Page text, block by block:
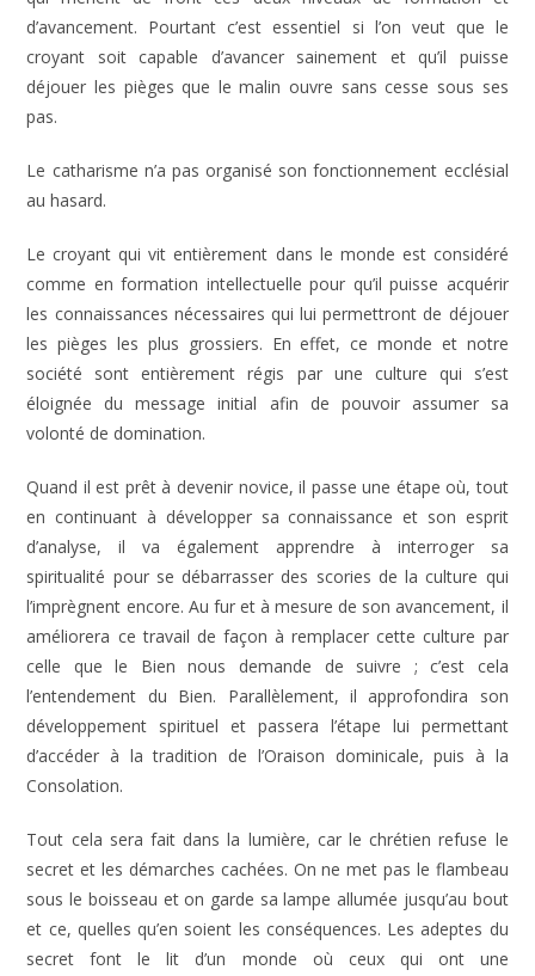
d’avancement. Pourtant c’est essentiel si l’on veut que le
croyant soit capable d’avancer sainement et qu’il puisse
déjouer les pièges que le malin ouvre sans cesse sous ses
pas.
Le catharisme n’a pas organisé son fonctionnement ecclésial
au hasard.
Le croyant qui vit entièrement dans le monde est considéré
comme en formation intellectuelle pour qu’il puisse acquérir
les connaissances nécessaires qui lui permettront de déjouer
les pièges les plus grossiers. En effet, ce monde et notre
société sont entièrement régis par une culture qui s’est
éloignée du message initial afin de pouvoir assumer sa
volonté de domination.
Quand il est prêt à devenir novice, il passe une étape où, tout
en continuant à développer sa connaissance et son esprit
d’analyse, il va également apprendre à interroger sa
spiritualité pour se débarrasser des scories de la culture qui
l’imprègnent encore. Au fur et à mesure de son avancement, il
améliorera ce travail de façon à remplacer cette culture par
celle que le Bien nous demande de suivre ; c’est cela
l’entendement du Bien. Parallèlement, il approfondira son
développement spirituel et passera l’étape lui permettant
d’accéder à la tradition de l’Oraison dominicale, puis à la
Consolation.
Tout cela sera fait dans la lumière, car le chrétien refuse le
secret et les démarches cachées. On ne met pas le flambeau
sous le boisseau et on garde sa lampe allumée jusqu’au bout
et ce, quelles qu’en soient les conséquences. Les adeptes du
secret font le lit d’un monde où ceux qui ont une